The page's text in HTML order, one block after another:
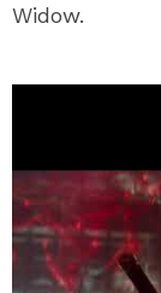
Widow.